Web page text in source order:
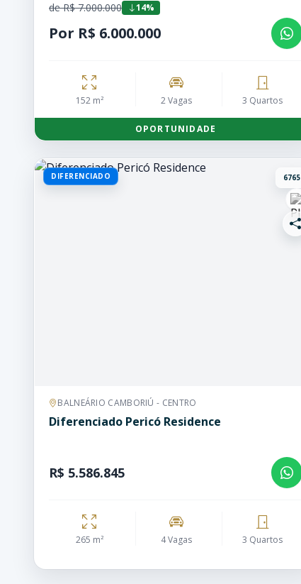
de R$ 7.000.000 14%
Por R$ 6.000.000
152 m² 2 Vagas 3 Quartos
OPORTUNIDADE
DIFERENCIADO 6765
BALNEÁRIO CAMBORIÚ - CENTRO
Diferenciado Pericó Residence
R$ 5.586.845
265 m² 4 Vagas 3 Quartos